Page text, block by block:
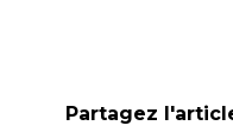
Partagez